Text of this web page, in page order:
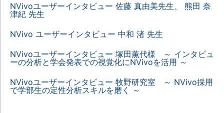
NVivoユーザーインタビュー 佐藤 真由美先生、 熊田 奈
津紀 先生
NVivo ユーザーインタビュー 中和 渚 先生
NVivoユーザーインタビュー 塚田薫代様 ～ インタビュ
ーの分析と学会発表での視覚化にNVivoを活用 ～
NVivoユーザーインタビュー 牧野研究室 ～ NVivo採用
で学部生の定性分析スキルを磨く ～